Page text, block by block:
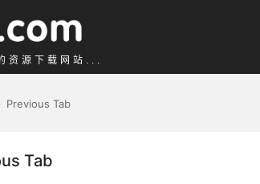
资源下载网站...
Previous Tab
Tab